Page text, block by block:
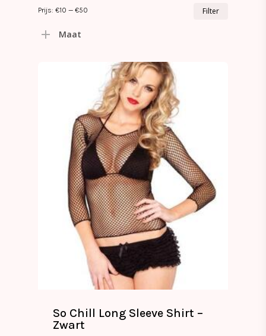
Filter
Prijs: €10 — €50
Maat
So Chill Long Sleeve Shirt –
Zwart